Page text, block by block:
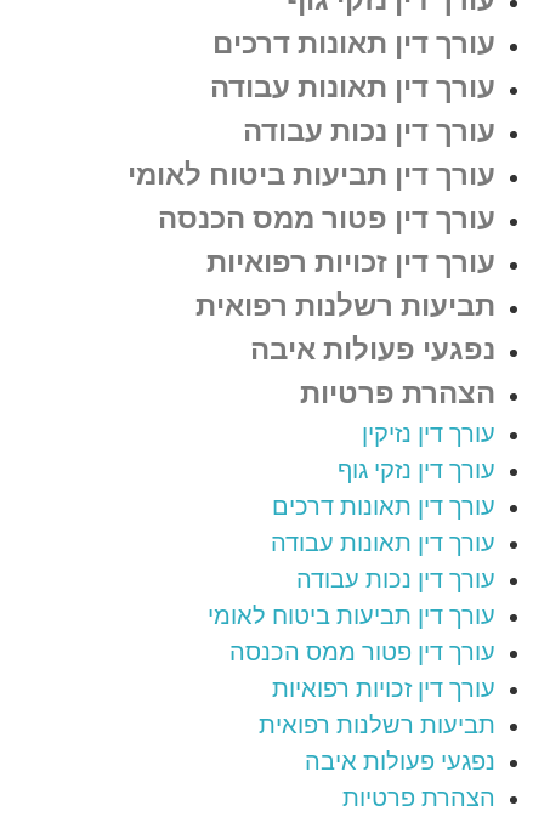
עורך דין תאונות דרכים
עורך דין תאונות עבודה
עורך דין נכות עבודה
עורך דין תביעות ביטוח לאומי
עורך דין פטור ממס הכנסה
עורך דין זכויות רפואיות
תביעות רשלנות רפואית
נפגעי פעולות איבה
הצהרת פרטיות
עורך דין נזיקין
עורך דין נזקי גוף
עורך דין תאונות דרכים
עורך דין תאונות עבודה
עורך דין נכות עבודה
עורך דין תביעות ביטוח לאומי
עורך דין פטור ממס הכנסה
עורך דין זכויות רפואיות
תביעות רשלנות רפואית
נפגעי פעולות איבה
הצהרת פרטיות